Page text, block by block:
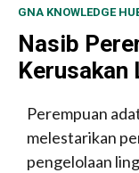
GNA KNOWLEDGE
Nasib
Kerusakan
Perempuan
melestarikan
pengelolaan